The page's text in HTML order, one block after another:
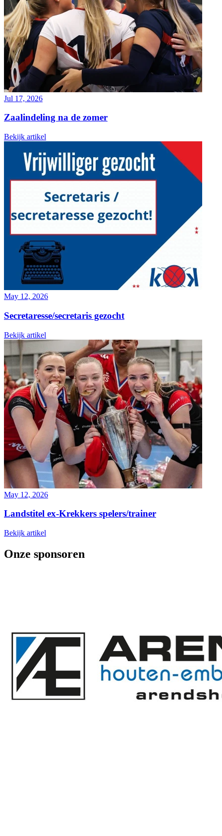
Jul 17, 2026
Zaalindeling na de zomer
Bekijk artikel
May 12, 2026
Secretaresse/secretaris gezocht
Bekijk artikel
May 12, 2026
Landstitel ex-Krekkers spelers/trainer
Bekijk artikel
Onze sponsoren